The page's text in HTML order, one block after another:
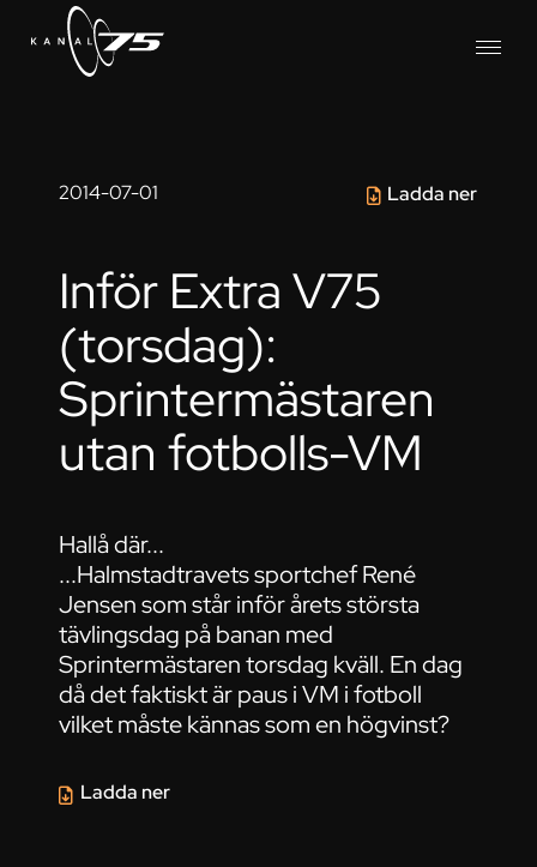
2014-07-01 Ladda ner
Inför Extra V75
(torsdag):
Sprintermästaren
utan fotbolls-VM
Hallå där...
...Halmstadtravets sportchef René
Jensen som står inför årets största
tävlingsdag på banan med
Sprintermästaren torsdag kväll. En dag
då det faktiskt är paus i VM i fotboll
vilket måste kännas som en högvinst?
Ladda ner